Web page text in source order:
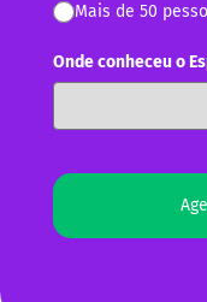
Mais de 50
Onde conheceu o